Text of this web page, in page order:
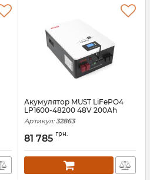
Акумулятор MUST LiFePO4
LP1600-48200 48V 200Ah
Артикул: 32863
81 785 грн.